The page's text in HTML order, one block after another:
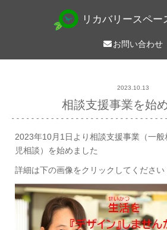
リカバリースペ
お問い合わせ
2023.10.13
相談支援事業を始
2023年10月1日より相談支援事業（一
児相談）を始めました
詳細は下の画像をクリックしてください